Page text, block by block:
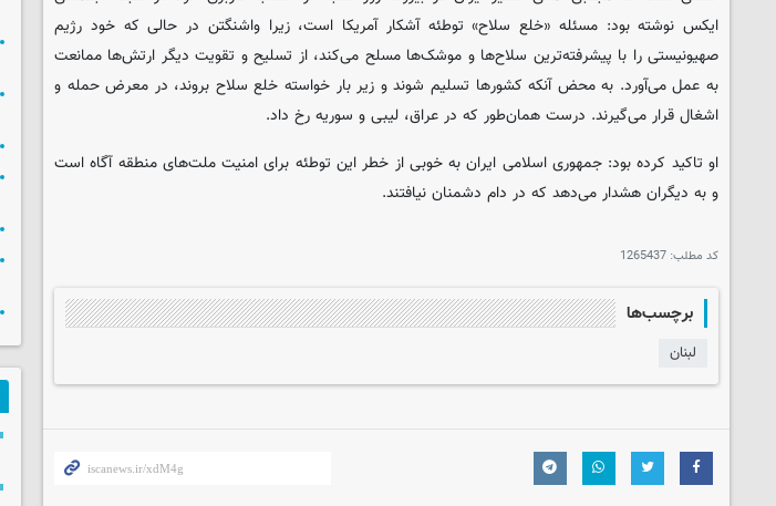
ایکس نوشته بود: مسئله «خلع سلاح» توطئه آشکار آمریکا است، زیرا واشنگتن در حالی که خود رژیم
صهیونیستی را با پیشرفته‌ترین سلاح‌ها و موشک‌ها مسلح می‌کند، از تسلیح و تقویت دیگر ارتش‌ها ممانعت
به عمل می‌آورد. به محض آنکه کشورها تسلیم شوند و زیر بار خواسته خلع سلاح بروند، در معرض حمله و
اشغال قرار می‌گیرند. درست همان‌طور که در عراق، لیبی و سوریه رخ داد.
او تاکید کرده بود: جمهوری اسلامی ایران به خوبی از خطر این توطئه برای امنیت ملت‌های منطقه آگاه است
و به دیگران هشدار می‌دهد که در دام دشمنان نیافتند.
کد مطلب: 1265437
برچسب‌ها
لبنان